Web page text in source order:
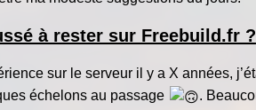
à rester sur Freebuild.fr ?
sur le serveur il y a X années,
échelons au passage
.